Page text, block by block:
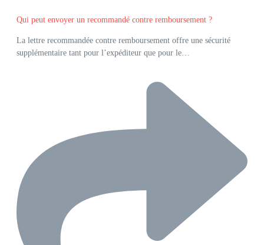
Qui peut envoyer un recommandé contre remboursement ?
La lettre recommandée contre remboursement offre une sécurité
supplémentaire tant pour l’expéditeur que pour le…